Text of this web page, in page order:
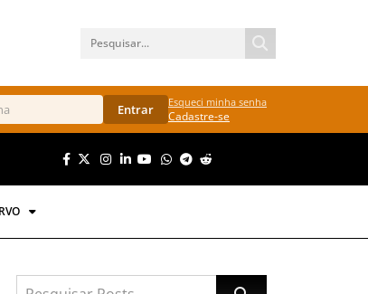
Entrar Esqueci minha senha
Cadastre-se